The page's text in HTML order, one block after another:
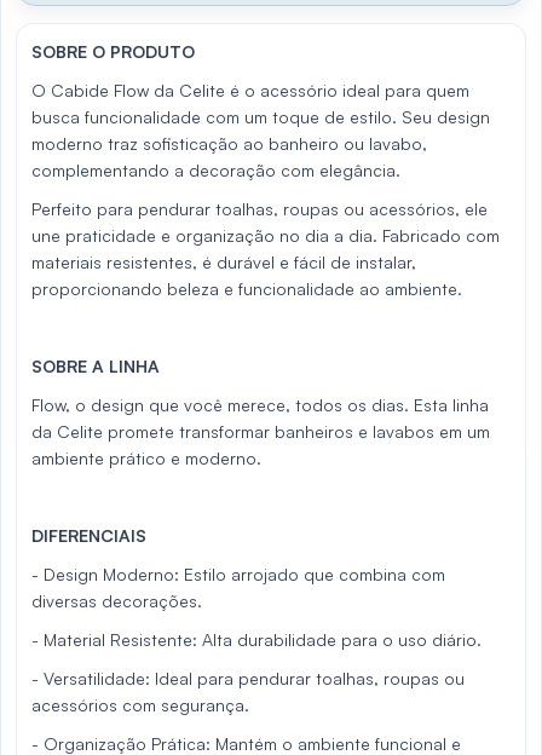
SOBRE O PRODUTO
O Cabide Flow da Celite é o acessório ideal para quem
busca funcionalidade com um toque de estilo. Seu design
moderno traz sofisticação ao banheiro ou lavabo,
complementando a decoração com elegância.
Perfeito para pendurar toalhas, roupas ou acessórios, ele
une praticidade e organização no dia a dia. Fabricado com
materiais resistentes, é durável e fácil de instalar,
proporcionando beleza e funcionalidade ao ambiente.
SOBRE A LINHA
Flow, o design que você merece, todos os dias. Esta linha
da Celite promete transformar banheiros e lavabos em um
ambiente prático e moderno.
DIFERENCIAIS
- Design Moderno: Estilo arrojado que combina com
diversas decorações.
- Material Resistente: Alta durabilidade para o uso diário.
- Versatilidade: Ideal para pendurar toalhas, roupas ou
acessórios com segurança.
- Organização Prática: Mantém o ambiente funcional e